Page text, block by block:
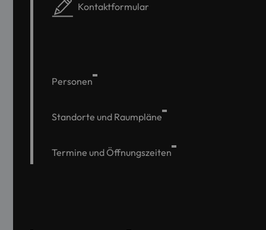
Kontaktformular
Personen
Standorte und Raumpläne
Termine und Öffnungszeiten